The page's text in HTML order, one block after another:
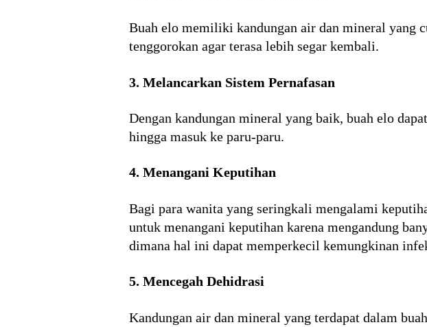
Buah elo memiliki kandungan air dan mineral yang
tenggorokan agar terasa lebih segar kembali.
3. Melancarkan Sistem Pernafasan
Dengan kandungan mineral yang baik, buah elo
hingga masuk ke paru-paru.
4. Menangani Keputihan
Bagi para wanita yang seringkali mengalami
untuk menangani keputihan karena mengandung
dimana hal ini dapat memperkecil kemungkinan
5. Mencegah Dehidrasi
Kandungan air dan mineral yang terdapat dalam